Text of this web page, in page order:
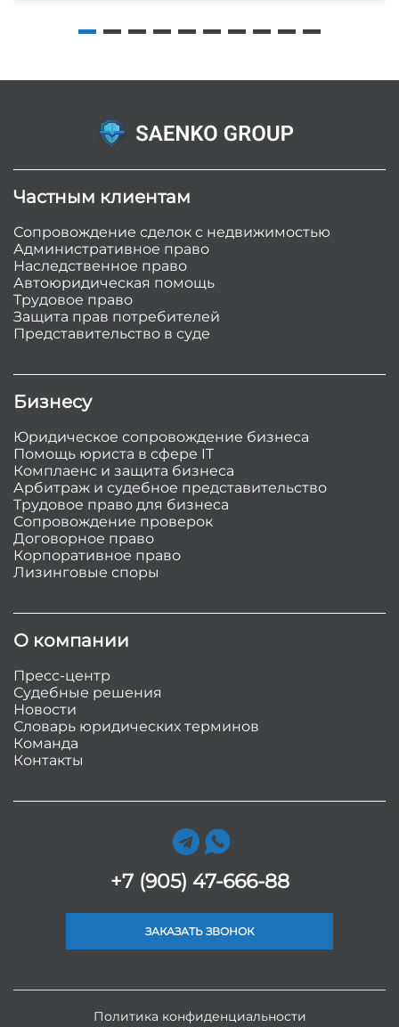
Частным клиентам
Сопровождение сделок с недвижимостью
Административное право
Наследственное право
Автоюридическая помощь
Трудовое право
Защита прав потребителей
Представительство в суде
Бизнесу
Юридическое сопровождение бизнеса
Помощь юриста в сфере IT
Комплаенс и защита бизнеса
Арбитраж и судебное представительство
Трудовое право для бизнеса
Сопровождение проверок
Договорное право
Корпоративное право
Лизинговые споры
О компании
Пресс-центр
Судебные решения
Новости
Словарь юридических терминов
Команда
Контакты
+7 (905) 47-666-88
ЗАКАЗАТЬ ЗВОНОК
Политика конфиденциальности